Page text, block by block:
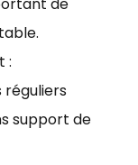
:
support de